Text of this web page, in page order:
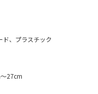
ド、プラスチック
27cm